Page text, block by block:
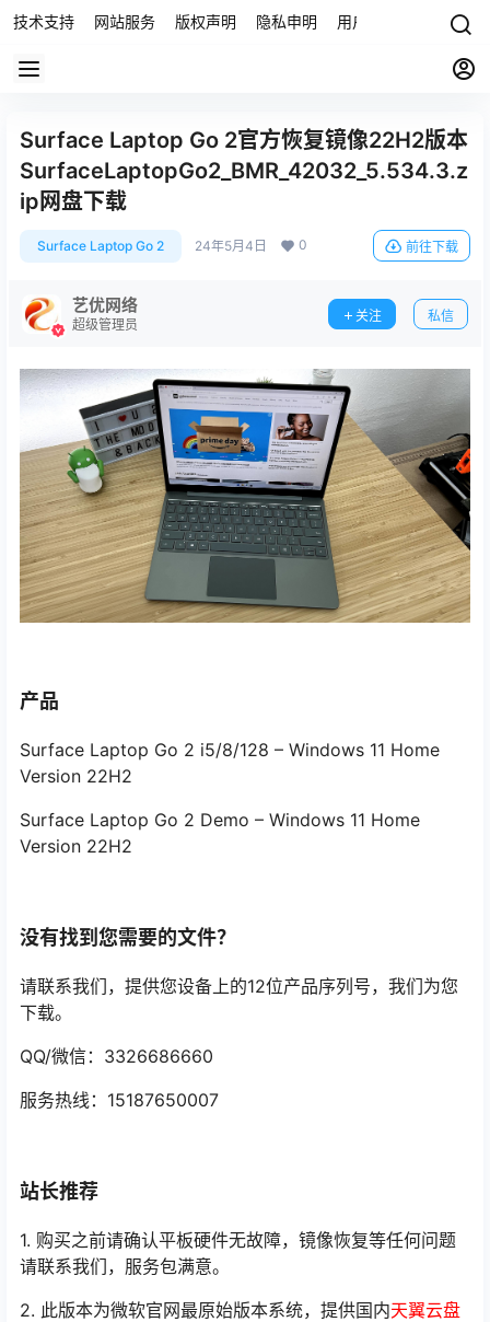
技术支持 网站服务 版权声明 隐私申明 用户协议 联系我们
Surface Laptop Go 2官方恢复镜像22H2版本
SurfaceLaptopGo2_BMR_42032_5.534.3.z
ip网盘下载
Surface Laptop Go 2 24年5月4日 0 前往下载
艺优网络
超级管理员
关注 私信
产品
Surface Laptop Go 2 i5/8/128 – Windows 11 Home
Version 22H2
Surface Laptop Go 2 Demo – Windows 11 Home
Version 22H2
没有找到您需要的文件？
请联系我们，提供您设备上的12位产品序列号，我们为您
下载。
QQ/微信：3326686660
服务热线：15187650007
站长推荐
1. 购买之前请确认平板硬件无故障，镜像恢复等任何问题
请联系我们，服务包满意。
2. 此版本为微软官网最原始版本系统，提供国内天翼云盘